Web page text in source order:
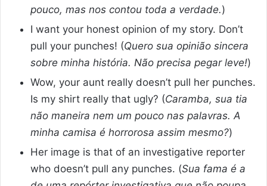
pouco, mas nos contou toda a verdade.)
I want your honest opinion of my story. Don’t
pull your punches! (Quero sua opinião sincera
sobre minha história. Não precisa pegar leve!)
Wow, your aunt really doesn’t pull her punches.
Is my shirt really that ugly? (Caramba, sua tia
não maneira nem um pouco nas palavras. A
minha camisa é horrorosa assim mesmo?)
Her image is that of an investigative reporter
who doesn’t pull any punches. (Sua fama é a